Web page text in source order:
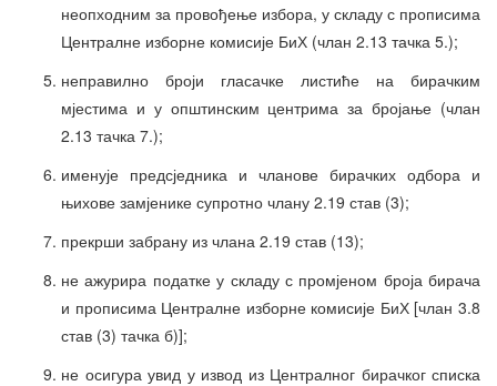
неопходним за провођење избора, у складу с прописима
Централне изборне комисије БиХ (члан 2.13 тачка 5.);
неправилно броји гласачке листиће на бирачким
мјестима и у општинским центрима за бројање (члан
2.13 тачка 7.);
именује предсједника и чланове бирачких одбора и
њихове замјенике супротно члану 2.19 став (3);
прекрши забрану из члана 2.19 став (13);
не ажурира податке у складу с промјеном броја бирача
и прописима Централне изборне комисије БиХ [члан 3.8
став (3) тачка б)];
не осигура увид у извод из Централног бирачког списка